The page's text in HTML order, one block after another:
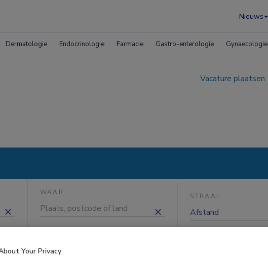
Nieuws
Dermatologie Endocrinologie Farmacie Gastro-enterologie Gynaecologie
Vacature plaatsen
WAAR STRAAL
Your Privacy